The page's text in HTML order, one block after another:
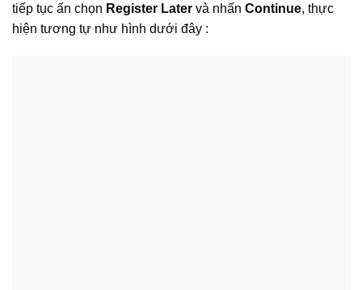
tiếp tục ấn chọn Register Later và nhấn Continue, thực
hiện tương tự như hình dưới đây :